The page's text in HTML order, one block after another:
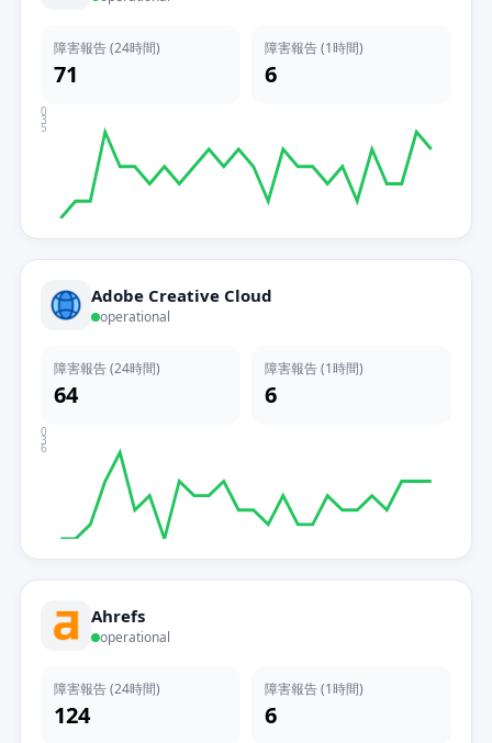
障害報告 (24時間)
71
障害報告 (1時間)
6
5
3
0
Adobe Creative Cloud
operational
障害報告 (24時間)
64
障害報告 (1時間)
6
6
3
0
Ahrefs
operational
障害報告 (24時間)
124
障害報告 (1時間)
6